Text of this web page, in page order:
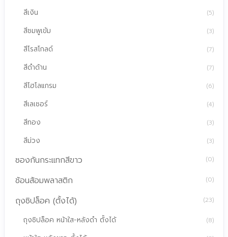
สีเงิน (5)
สีชมพูเข้ม (3)
สีโรสโกลด์ (7)
สีดำด้าน (7)
สีโฮโลแกรม (6)
สีเลเซอร์ (4)
สีทอง (3)
สีม่วง (3)
ซองกันกระแทกสีขาว (0)
ช้อนส้อมพลาสติก (0)
ถุงซิปล็อค (ตั้งได้) (23)
ถุงซิปล็อค หน้าใส-หลังดำ ตั้งได้ (8)